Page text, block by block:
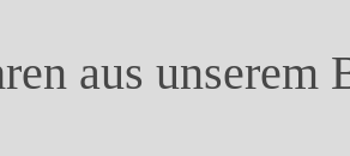
aus unserem